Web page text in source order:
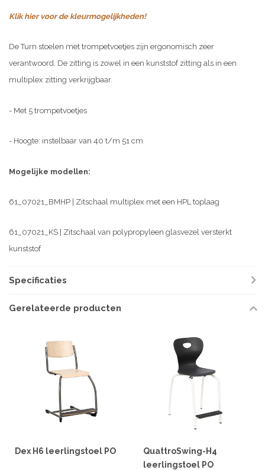
Klik hier voor de kleurmogelijkheden!
De Turn stoelen met trompetvoetjes zijn ergonomisch zeer
verantwoord. De zitting is zowel in een kunststof zitting als in een
multiplex zitting verkrijgbaar.
- Met 5 trompetvoetjes
- Hoogte: instelbaar van 40 t/m 51 cm
Mogelijke modellen:
61_07021_BMHP | Zitschaal multiplex met een HPL toplaag
61_07021_KS | Zitschaal van polypropyleen glasvezel versterkt
kunststof
Specificaties
Gerelateerde producten
Dex H6 leerlingstoel PO
QuattroSwing-H4
leerlingstoel PO